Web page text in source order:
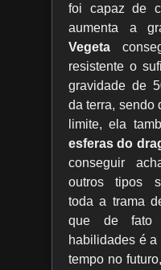
foi capaz de
aumenta a
Vegeta
resistente o
gravidade de
da terra, sendo
limite, ela
esferas do
conseguir
outros tipos
toda a trama
que de fato
habilidades é
tempo no